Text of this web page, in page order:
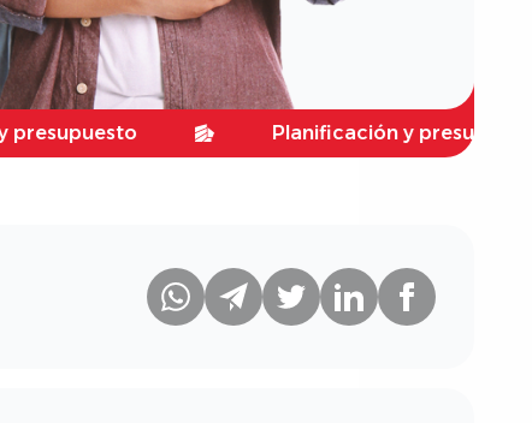
Planificación y presupuesto